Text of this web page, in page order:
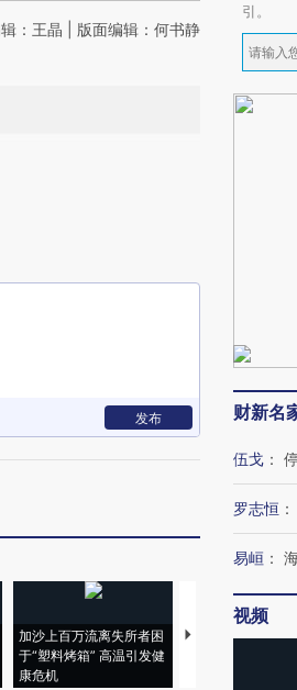
：王晶 | 版面编辑：何书静
发布
加沙上百万流离失所者困
于“塑料烤箱” 高温引发健
康危机
马航飞行员跨国
粒摇头丸 尿检体
引。
财新名
伍戈 ：
罗志恒 ：
易峘 ：
视频